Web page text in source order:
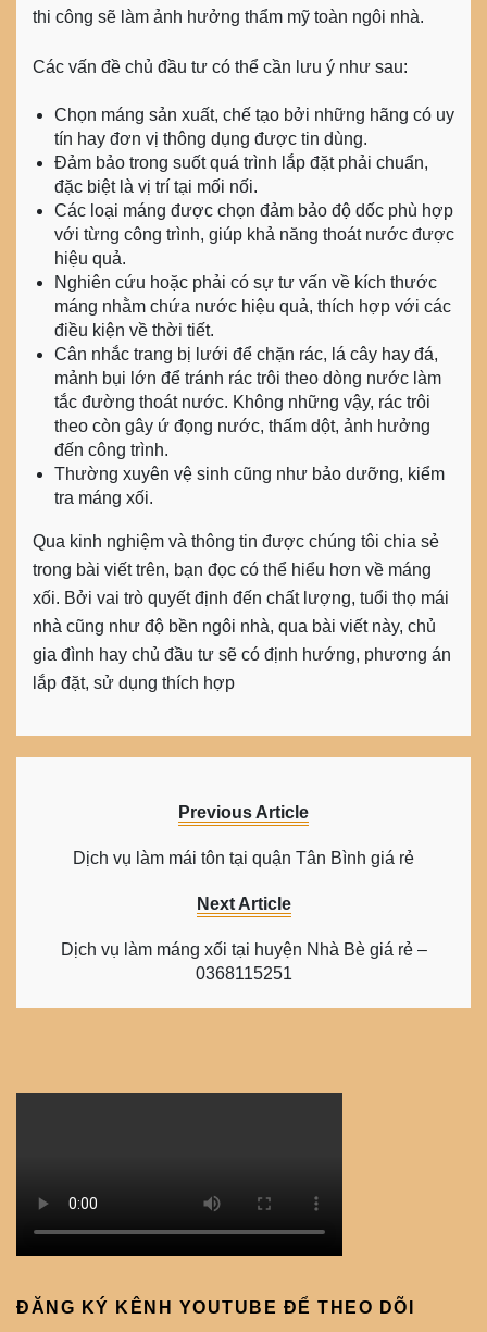
thi công sẽ làm ảnh hưởng thẩm mỹ toàn ngôi nhà.
Các vấn đề chủ đầu tư có thể cần lưu ý như sau:
Chọn máng sản xuất, chế tạo bởi những hãng có uy
tín hay đơn vị thông dụng được tin dùng.
Đảm bảo trong suốt quá trình lắp đặt phải chuẩn,
đặc biệt là vị trí tại mối nối.
Các loại máng được chọn đảm bảo độ dốc phù hợp
với từng công trình, giúp khả năng thoát nước được
hiệu quả.
Nghiên cứu hoặc phải có sự tư vấn về kích thước
máng nhằm chứa nước hiệu quả, thích hợp với các
điều kiện về thời tiết.
Cân nhắc trang bị lưới để chặn rác, lá cây hay đá,
mảnh bụi lớn để tránh rác trôi theo dòng nước làm
tắc đường thoát nước. Không những vậy, rác trôi
theo còn gây ứ đọng nước, thấm dột, ảnh hưởng
đến công trình.
Thường xuyên vệ sinh cũng như bảo dưỡng, kiểm
tra máng xối.
Qua kinh nghiệm và thông tin được chúng tôi chia sẻ
trong bài viết trên, bạn đọc có thể hiểu hơn về máng
xối. Bởi vai trò quyết định đến chất lượng, tuổi thọ mái
nhà cũng như độ bền ngôi nhà, qua bài viết này, chủ
gia đình hay chủ đầu tư sẽ có định hướng, phương án
lắp đặt, sử dụng thích hợp
Previous Article
Dịch vụ làm mái tôn tại quận Tân Bình giá rẻ
Next Article
Dịch vụ làm máng xối tại huyện Nhà Bè giá rẻ –
0368115251
ĐĂNG KÝ KÊNH YOUTUBE ĐỂ THEO DÕI